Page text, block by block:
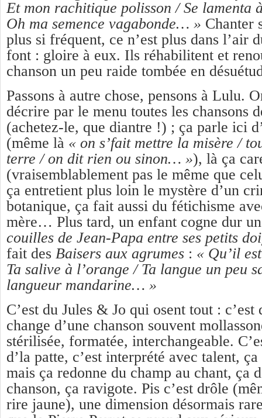
Et mon rachitique polisson / Se lamenta
Oh ma semence vagabonde… » Chanter
plus si fréquent, ce n’est plus dans l’air
font : gloire à eux. Ils réhabilitent et
chanson un peu raide tombée en
Passons à autre chose, pensons à Lulu.
décrire par le menu toutes les chansons
(achetez-le, que diantre !) ; ça parle ici
(même là « on s’fait mettre la misère /
terre / on dit rien ou sinon… »), là ça
(vraisemblablement pas le même que
ça entretient plus loin le mystère d’un
botanique, ça fait aussi du fétichisme
mère… Plus tard, un enfant cogne dur
couilles de Jean-Papa entre ses petits
fait des Baisers aux agrumes : « Qu’il
Ta salive à l’orange / Ta langue un peu
langueur mandarine… »
C’est du Jules & Jo qui osent tout : c’est
change d’une chanson souvent
stérilisée, formatée, interchangeable.
d’la patte, c’est interprété avec talent, ça
mais ça redonne du champ au chant, ça
chanson, ça ravigote. Pis c’est drôle
rire jaune), une dimension désormais